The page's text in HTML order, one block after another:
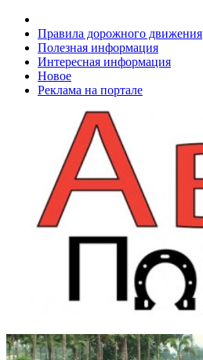
Правила дорожного движения
Полезная информация
Интересная информация
Новое
Реклама на портале